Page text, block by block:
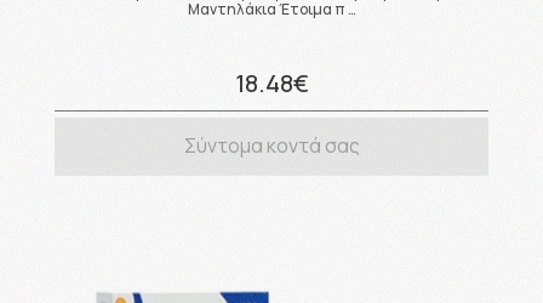
Μαντηλάκια Έτοιμα π …
18.48€
Σύντομα κοντά σας